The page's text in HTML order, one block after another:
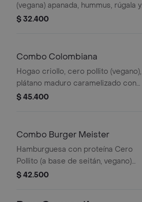
(vegana) apanada, hummus, rúgala y
salsa rosada con pepinillos +
$ 32.400
Combo Colombiana
Hogao criollo, cero pollito (vegano),
plátano maduro caramelizado con
canela, veganesa de cilantro,
$ 45.400
Combo Burger Meister
Hamburguesa con proteína Cero
Pollito (a base de seitán, vegano)
apanado, orellanas apanadas,
$ 42.500